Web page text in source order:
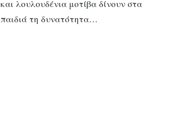
και λουλουδένια μοτίβα δίνουν στα
παιδιά τη δυνατότητα…